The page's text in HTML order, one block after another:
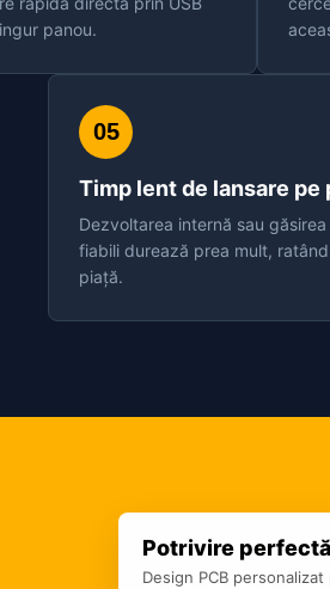
panou.
05
Timp lent de lansare pe
Dezvoltarea internă sau
fiabili durează prea mult,
piață.
Potrivire perfectă
Design PCB